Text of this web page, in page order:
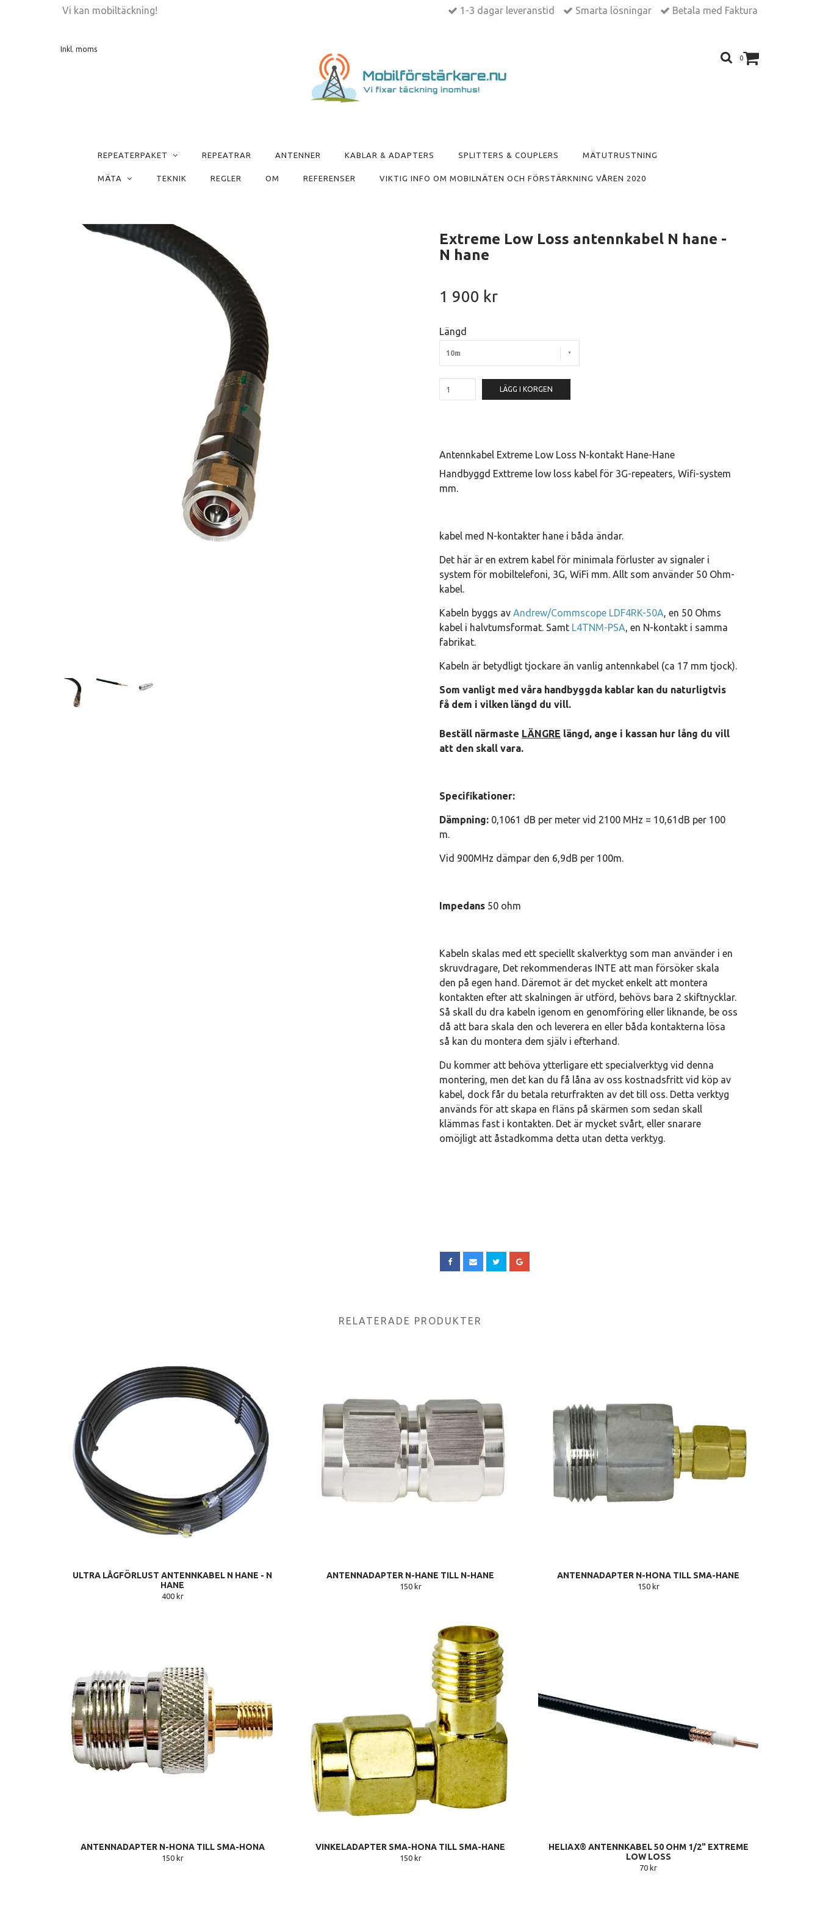
Vi kan mobiltäckning! 1-3 dagar leveranstid Smarta lösningar Betala med Faktura
0
Inkl. moms
REPEATERPAKET REPEATRAR ANTENNER KABLAR & ADAPTERS SPLITTERS & COUPLERS MÄTUTRUSTNING
MÄTA TEKNIK REGLER OM REFERENSER VIKTIG INFO OM MOBILNÄTEN OCH FÖRSTÄRKNING VÅREN 2020
Extreme Low Loss antennkabel N hane -
N hane
1 900 kr
Längd
10m
LÄGG I KORGEN
Antennkabel Extreme Low Loss N-kontakt Hane-Hane
Handbyggd Exttreme low loss kabel för 3G-repeaters, Wifi-system
mm.
kabel med N-kontakter hane i båda ändar.
Det här är en extrem kabel för minimala förluster av signaler i
system för mobiltelefoni, 3G, WiFi mm. Allt som använder 50 Ohm-
kabel.
Kabeln byggs av Andrew/Commscope LDF4RK-50A, en 50 Ohms
kabel i halvtumsformat. Samt L4TNM-PSA, en N-kontakt i samma
fabrikat.
Kabeln är betydligt tjockare än vanlig antennkabel (ca 17 mm tjock).
Som vanligt med våra handbyggda kablar kan du naturligtvis
få dem i vilken längd du vill.
Beställ närmaste LÄNGRE längd, ange i kassan hur lång du vill
att den skall vara.
Specifikationer:
Dämpning: 0,1061 dB per meter vid 2100 MHz = 10,61dB per 100
m.
Vid 900MHz dämpar den 6,9dB per 100m.
Impedans 50 ohm
Kabeln skalas med ett speciellt skalverktyg som man använder i en
skruvdragare, Det rekommenderas INTE att man försöker skala
den på egen hand. Däremot är det mycket enkelt att montera
kontakten efter att skalningen är utförd, behövs bara 2 skiftnycklar.
Så skall du dra kabeln igenom en genomföring eller liknande, be oss
då att bara skala den och leverera en eller båda kontakterna lösa
så kan du montera dem själv i efterhand.
Du kommer att behöva ytterligare ett specialverktyg vid denna
montering, men det kan du få låna av oss kostnadsfritt vid köp av
kabel, dock får du betala returfrakten av det till oss. Detta verktyg
används för att skapa en fläns på skärmen som sedan skall
klämmas fast i kontakten. Det är mycket svårt, eller snarare
omöjligt att åstadkomma detta utan detta verktyg.
RELATERADE PRODUKTER
ULTRA LÅGFÖRLUST ANTENNKABEL N HANE - N
HANE
400 kr
ANTENNADAPTER N-HANE TILL N-HANE
150 kr
ANTENNADAPTER N-HONA TILL SMA-HANE
150 kr
ANTENNADAPTER N-HONA TILL SMA-HONA
150 kr
VINKELADAPTER SMA-HONA TILL SMA-HANE
150 kr
HELIAX® ANTENNKABEL 50 OHM 1/2" EXTREME
LOW LOSS
70 kr